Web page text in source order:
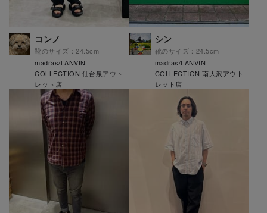
コンノ
靴のサイズ：24.5cm
madras/LANVIN
COLLECTION 仙台泉アウト
レット店
シン
靴のサイズ：24.5cm
madras/LANVIN
COLLECTION 南大沢アウト
レット店